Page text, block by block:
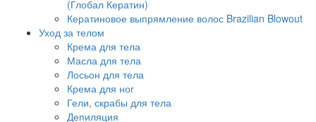
(Глобал Кератин)
Кератиновое выпрямление волос Brazilian Blowout
Уход за телом
Крема для тела
Масла для тела
Лосьон для тела
Крема для ног
Гели, скрабы для тела
Депиляция